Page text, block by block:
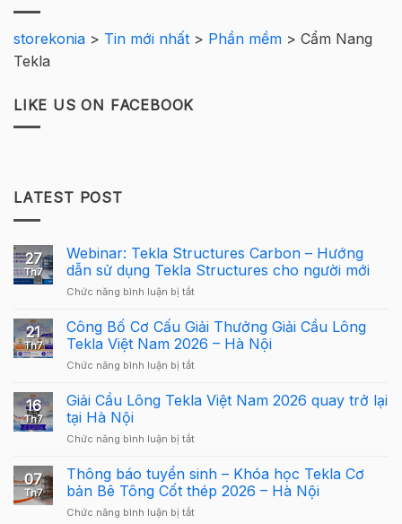
storekonia > Tin mới nhất > Phần mềm > Cẩm Nang
Tekla
LIKE US ON FACEBOOK
LATEST POST
27
Th7
Webinar: Tekla Structures Carbon – Hướng
dẫn sử dụng Tekla Structures cho người mới
Chức năng bình luận bị tắtở
Tekla
Structures
Carbon
–
dẫn
Tekla
cho
người
21
Th7
Công Bố Cơ Cấu Giải Thưởng Giải Cầu Lông
Tekla Việt Nam 2026 – Hà Nội
Chức năng bình luận bị tắtở
Bố
Cơ
Giải
Giải
Cầu
Lông
Tekla
16
Th7
Giải Cầu Lông Tekla Việt Nam 2026 quay trở lại
tại Hà Nội
Chức năng bình luận bị tắtở
Cầu
Lông
Tekla
Việt
07
Th7
Thông báo tuyển sinh – Khóa học Tekla Cơ
bản Bê Tông Cốt thép 2026 – Hà Nội
Chức năng bình luận bị tắtở